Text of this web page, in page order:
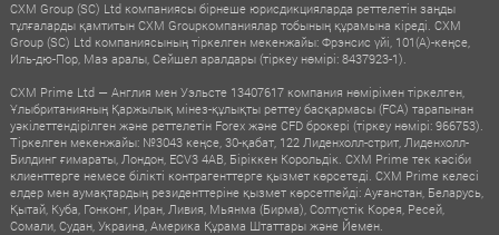
CXM Group (SC) Ltd компаниясы бірнеше юрисдикцияларда реттелетін заңды
тұлғаларды қамтитын CXM Groupкомпаниялар тобының құрамына кіреді. CXM
Group (SC) Ltd компаниясының тіркелген мекенжайы: Фрэнсис үйі, 101(A)-кеңсе,
Иль-дю-Пор, Маэ аралы, Сейшел аралдары (тіркеу нөмірі: 8437923-1).
CXM Prime Ltd — Англия мен Уэльсте 13407617 компания нөмірімен тіркелген,
Ұлыбританияның Қаржылық мінез-құлықты реттеу басқармасы (FCA) тарапынан
уәкілеттендірілген және реттелетін Forex және CFD брокері (тіркеу нөмірі: 966753).
Тіркелген мекенжайы: №3043 кеңсе, 30-қабат, 122 Лиденхолл-стрит, Лиденхолл-
Билдинг ғимараты, Лондон, ECV3 4AB, Біріккен Корольдік. CXM Prime тек кәсіби
клиенттерге немесе білікті контрагенттерге қызмет көрсетеді. CXM Prime келесі
елдер мен аумақтардың резиденттеріне қызмет көрсетпейді: Ауғанстан, Беларусь,
Қытай, Куба, Гонконг, Иран, Ливия, Мьянма (Бирма), Солтүстік Корея, Ресей,
Сомали, Судан, Украина, Америка Құрама Штаттары және Йемен.